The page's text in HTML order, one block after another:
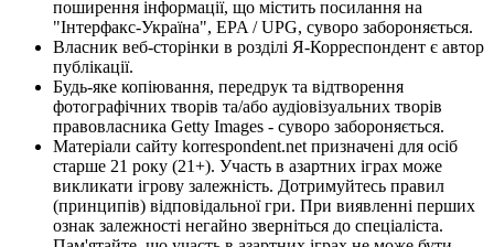
поширення інформації, що містить посилання на
"Інтерфакс-Україна", EPA / UPG, суворо забороняється.
Власник веб-сторінки в розділі Я-Корреспондент є автор
публікації.
Будь-яке копіювання, передрук та відтворення
фотографічних творів та/або аудіовізуальних творів
правовласника Getty Images - суворо забороняється.
Матеріали сайту korrespondent.net призначені для осіб
старше 21 року (21+). Участь в азартних іграх може
викликати ігрову залежність. Дотримуйтесь правил
(принципів) відповідальної гри. При виявленні перших
ознак залежності негайно зверніться до спеціаліста.